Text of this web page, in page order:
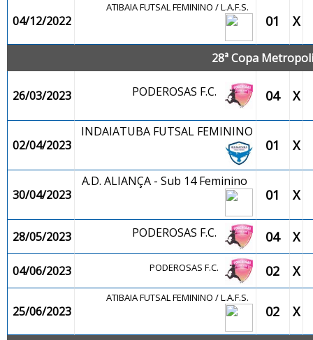
04/12/2022
ATIBAIA FUTSAL FEMININO / L.A.F.S.
01 X
28ª Copa
26/03/2023 PODEROSAS F.C. 04 X
02/04/2023
INDAIATUBA FUTSAL FEMININO
01 X
30/04/2023
A.D. ALIANÇA - Sub 14 Feminino
01 X
28/05/2023 PODEROSAS F.C. 04 X
04/06/2023 PODEROSAS F.C. 02 X
25/06/2023
ATIBAIA FUTSAL FEMININO / L.A.F.S.
02 X